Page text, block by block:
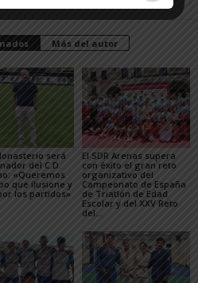
Más del autor
será
del C.D.
«Queremos
que ilusione y
los partidos»
El SDR Arenas supera
con éxito el gran reto
organizativo del
Campeonato de España
de Triatlón de Edad
Escolar y del XXV Reto
del...